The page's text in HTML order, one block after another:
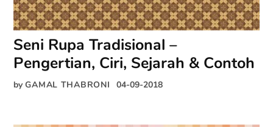
Seni Rupa Tradisional –
Pengertian, Ciri, Sejarah & Contoh
by GAMAL THABRONI 04-09-2018